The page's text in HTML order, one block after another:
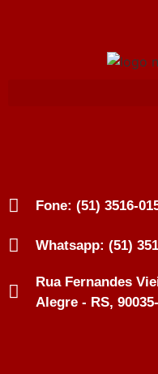
Fone: (51) 3516-
Whatsapp: (51)
Rua Fernandes
Alegre - RS,